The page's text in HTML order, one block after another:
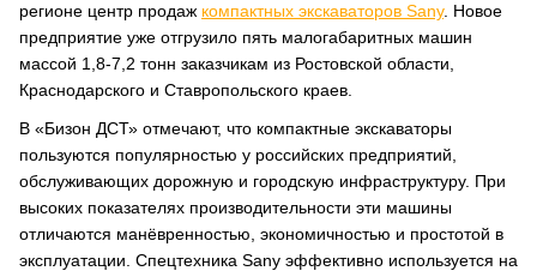
регионе центр продаж компактных экскаваторов Sany. Новое
предприятие уже отгрузило пять малогабаритных машин
массой 1,8-7,2 тонн заказчикам из Ростовской области,
Краснодарского и Ставропольского краев.
В «Бизон ДСТ» отмечают, что компактные экскаваторы
пользуются популярностью у российских предприятий,
обслуживающих дорожную и городскую инфраструктуру. При
высоких показателях производительности эти машины
отличаются манёвренностью, экономичностью и простотой в
эксплуатации. Спецтехника Sany эффективно используется на